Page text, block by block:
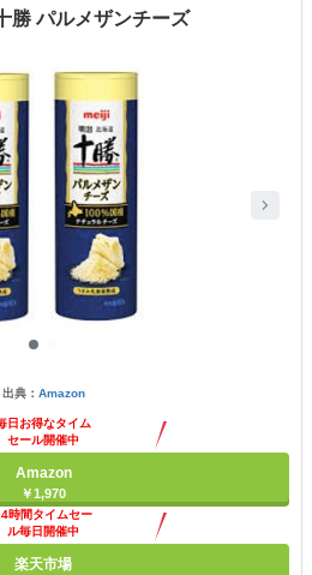
勝 パルメザンチーズ
出典： Amazon
日お得なタイム
セール開催中
Amazon
￥1,970
時間タイムセー
ル毎日開催中
楽天市場